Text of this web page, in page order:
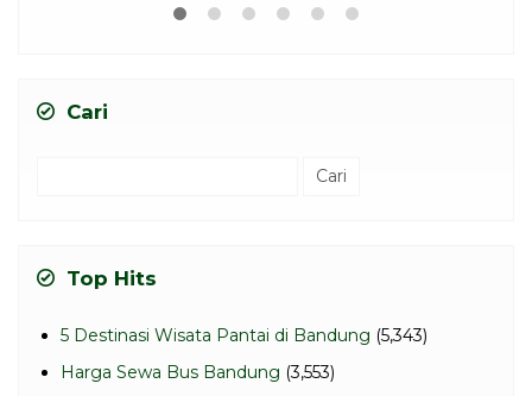
Cari
Top Hits
5 Destinasi Wisata Pantai di Bandung (5,343)
Harga Sewa Bus Bandung (3,553)